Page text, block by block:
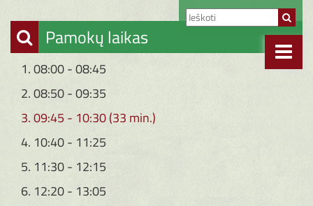
Pamokų laikas
1. 08:00 - 08:45
2. 08:50 - 09:35
3. 09:45 - 10:30 (33 min.)
4. 10:40 - 11:25
5. 11:30 - 12:15
6. 12:20 - 13:05